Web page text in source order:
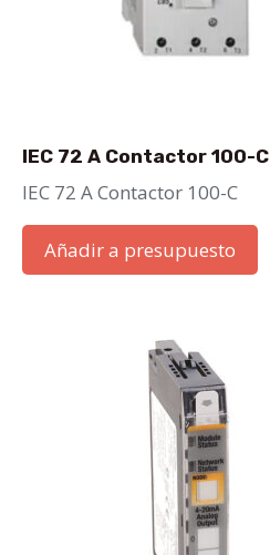
IEC 72 A Contactor 100-C
IEC 72 A Contactor 100-C
Añadir a presupuesto